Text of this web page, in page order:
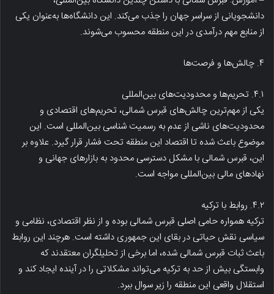
دانشجویانی از سراسر جهان را جذب می‌کند. این دانشگاه‌ها به‌عنوان یکی
از منابع مهم درآمدی در این منطقه محسوب می‌شوند.
۴. چالش‌ها و فرصت‌ها
۴.۱. تحریم‌ها و محدودیت‌های بین‌المللی
یکی از مهم‌ترین چالش‌های قبرس شمالی، تحریم‌های اقتصادی و
محدودیت‌های ناشی از عدم به رسمیت شناسی بین‌المللی است. این
موضوع باعث شده تا اقتصاد این منطقه تحت فشار قرار گیرد. علاوه بر
این، قبرس شمالی با مشکل دسترسی محدود به بازارهای جهانی و
نهادهای مالی بین‌المللی مواجه است.
۴.۲. روابط با ترکیه
ترکیه همواره حامی اصلی قبرس شمالی بوده و از نظر اقتصادی، نظامی و
سیاسی نقش حیاتی در بقای این جمهوری داشته است. هرچند این روابط
باعث ثبات قبرس شمالی شده، اما برخی از تحلیلگران معتقدند که
وابستگی بیش از حد به ترکیه می‌تواند مشکلاتی را در آینده ایجاد کند و
استقلال واقعی این منطقه را زیر سوال ببرد.